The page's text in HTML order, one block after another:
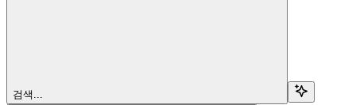
검색...